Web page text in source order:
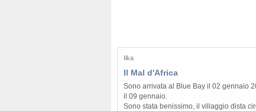
Ilka
Il Mal d'Africa
Sono arrivata al Blue Bay il 02 gennaio
il 09 gennaio.
Sono stata benissimo, il villaggio dista